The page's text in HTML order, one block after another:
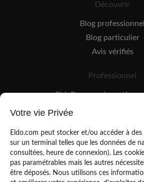
Découvrir
Blog professionnel
Blog particulier
Avis vérifiés
Professionnel
EldoPro pour les
EldoNetwork pour les réseaux,
Votre vie Privée
Eldo.com peut stocker et/ou accéder à
sur un terminal telles que les données de
consultées, heure de connexion). Les
pas paramétrables mais les autres
être déposés. Nous utilisons ces